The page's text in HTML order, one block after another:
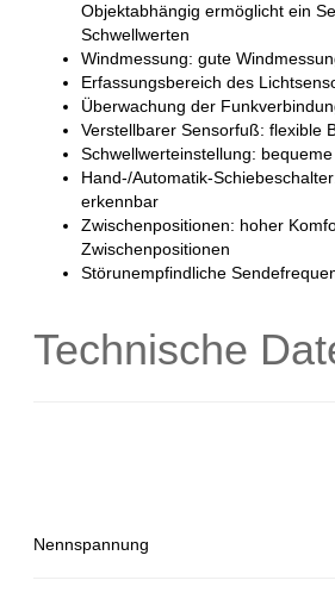
Objektabhängig ermöglicht ein
Schwellwerten
Windmessung: gute
Erfassungsbereich des
Überwachung der
Verstellbarer Sensorfuß: flexible
Schwellwerteinstellung:
Hand-/Automatik-
erkennbar
Zwischenpositionen: hoher
Zwischenpositionen
Störunempfindliche
Technische
Nennspannung